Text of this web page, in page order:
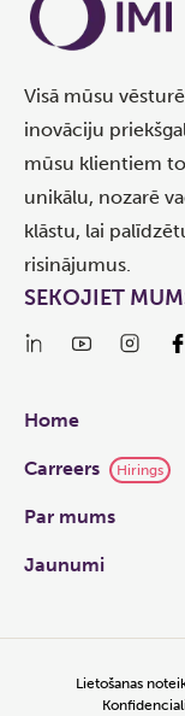
Visā mūsu
inovāciju
mūsu klientiem
unikālu, nozarē
klāstu, lai
risinājumus.
Links
Home
Carreers Hirings
Par mums
Jaunumi
SEKOJIET
Lietošanas